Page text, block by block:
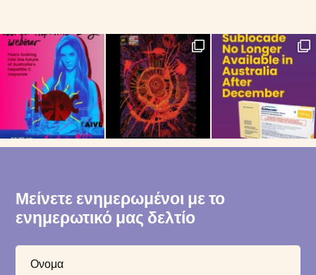
Μείνετε ενημερωμένοι με το
ενημερωτικό μας δελτίο